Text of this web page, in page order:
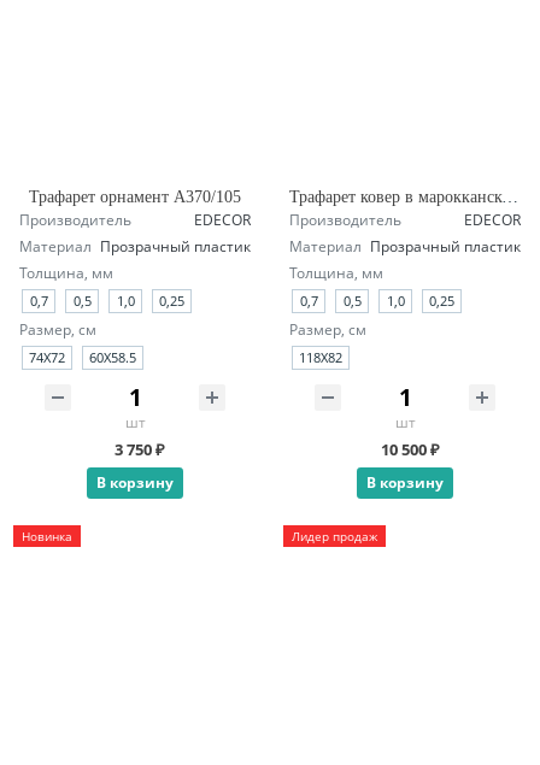
Трафарет орнамент А370/105
Производитель
EDECOR
Материал Прозрачный пластик
Толщина, мм
0,7 0,5 1,0 0,25
Размер, см
74Х72 60Х58.5
шт
3 750 ₽
В корзину
Трафарет ковер в марокканском стиле А145/1904
Производитель
EDECOR
Материал Прозрачный пластик
Толщина, мм
0,7 0,5 1,0 0,25
Размер, см
118X82
шт
10 500 ₽
В корзину
Новинка Лидер продаж